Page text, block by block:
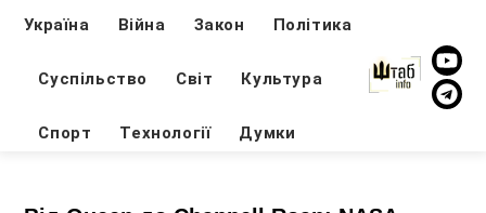
Україна Війна Закон Політика
Суспільство Світ Культура
Спорт Технології Думки